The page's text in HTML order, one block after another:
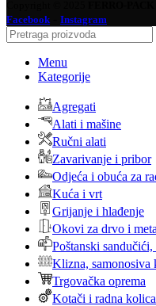
Facebook
Instagram
Menu
Kategorije
Agregati
Alati i mašine
Ručni alati
Zavarivanje i pribor
Odjeća i obuća za
Kuća i vrt
Grijanje i hlađenje
Okovi za drvo i
Poštanski
Klizna, samonosiva
Trgovačka oprema
Kotači i radna kolica